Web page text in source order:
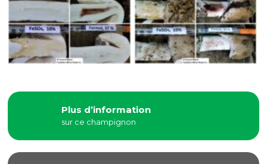
Plus d’information
sur ce champignon